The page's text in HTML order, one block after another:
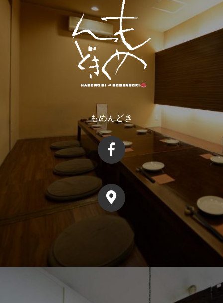
もめんどき